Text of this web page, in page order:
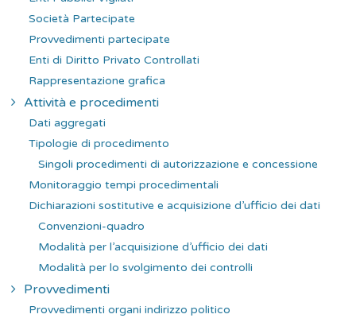
Società Partecipate
Provvedimenti partecipate
Enti di Diritto Privato Controllati
Rappresentazione grafica
Attività e procedimenti
Dati aggregati
Tipologie di procedimento
Singoli procedimenti di autorizzazione e concessione
Monitoraggio tempi procedimentali
Dichiarazioni sostitutive e acquisizione d’ufficio dei dati
Convenzioni-quadro
Modalità per l’acquisizione d’ufficio dei dati
Modalità per lo svolgimento dei controlli
Provvedimenti
Provvedimenti organi indirizzo politico